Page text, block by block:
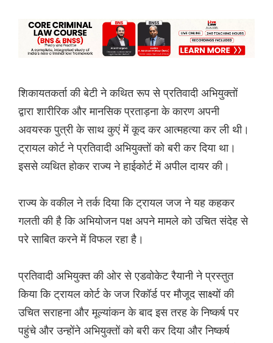
शिकायतकर्ता की बेटी ने कथित रूप से प्रतिवादी अभियुक्तों
द्वारा शारीरिक और मानसिक प्रताड़ना के कारण अपनी
अवयस्क पुत्री के साथ कुएं में कूद कर आत्महत्या कर ली थी।
ट्रायल कोर्ट ने प्रतिवादी अभियुक्तों को बरी कर दिया था।
इससे व्यथित होकर राज्य ने हाईकोर्ट में अपील दायर की।
राज्य के वकील ने तर्क दिया कि ट्रायल जज ने यह कहकर
गलती की है कि अभियोजन पक्ष अपने मामले को उचित संदेह से
परे साबित करने में विफल रहा है।
प्रतिवादी अभियुक्त की ओर से एडवोकेट रैयानी ने प्रस्तुत
किया कि ट्रायल कोर्ट के जज रिकॉर्ड पर मौजूद साक्ष्यों की
उचित सराहना और मूल्यांकन के बाद इस तरह के निष्कर्ष पर
पहुंचे और उन्होंने अभियुक्तों को बरी कर दिया और निष्कर्ष